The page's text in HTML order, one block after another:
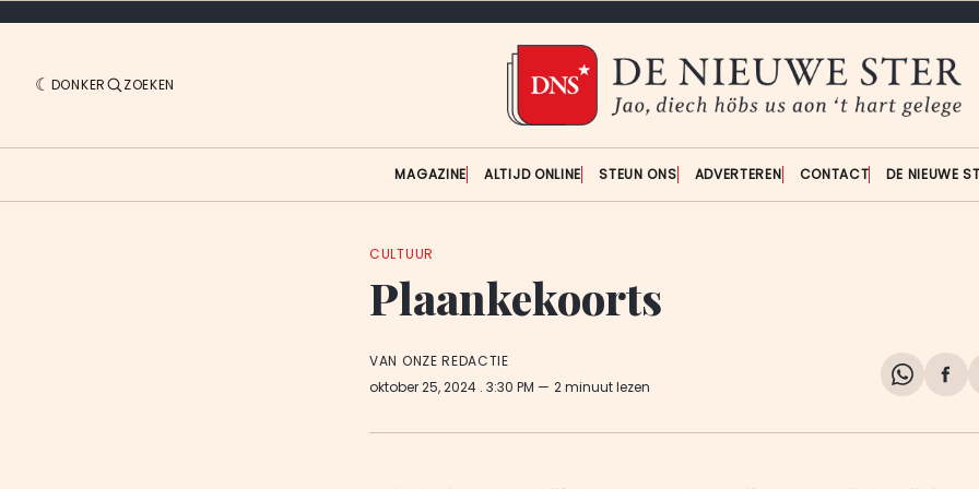
DONKER ZOEKEN
MAGAZINE ALTIJD ONLINE STEUN ONS ADVERTEREN CONTACT DE NIEUWE
CULTUUR
Plaankekoorts
VAN ONZE REDACTIE
oktober 25, 2024 . 3:30 PM 2 minuut lezen
Share